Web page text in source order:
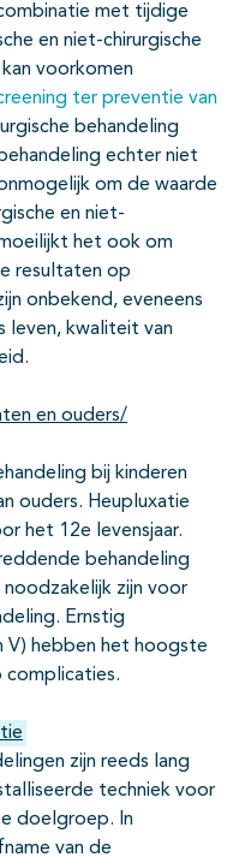
met tijdige
en niet-chirurgische
voorkomen
ter preventie van
behandeling
echter niet
om de waarde
en niet-
het ook om
resultaten op
onbekend, eveneens
leven, kwaliteit van
en ouders/
bij kinderen
ouders. Heupluxatie
het 12e levensjaar.
behandeling
zijn voor
Ernstig
V) hebben het hoogste
complicaties.
zijn reeds lang
techniek voor
doelgroep. In
van de